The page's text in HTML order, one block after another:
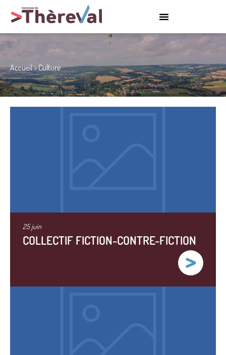
Accueil>Culture
25 juin
COLLECTIF FICTION-CONTRE-FICTION